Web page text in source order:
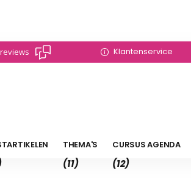
Klantenservice
THEMA'S
(11)
CURSUS AGENDA
(12)